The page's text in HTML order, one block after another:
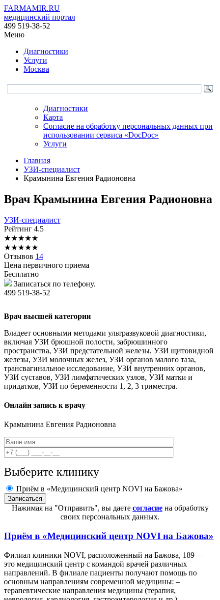
FARMAMIR.RU
медицинский портал
499 519-38-52
Меню
Диагностики
Услуги
Москва
Диагностики
Карта
Согласие на обработку персональных данных при
использовании сервиса «DocDoc»
Услуги
Главная
УЗИ-специалист
Крамынина Евгения Радионовна
Врач Крамынина Евгения Радионовна
УЗИ-специалист
Рейтинг 4.5
★★★★★
★★★★★
Отзывов 14
Цена первичного приема
Бесплатно
Записаться по телефону.
499 519-38-52
Врач высшей категории
Владеет основными методами ультразвуковой диагностики,
включая УЗИ брюшной полости, забрюшинного
пространства, УЗИ предстательной железы, УЗИ щитовидной
железы, УЗИ молочных желез, УЗИ органов малого таза,
трансвагинальное исследование, УЗИ внутренних органов,
УЗИ суставов, УЗИ лимфатических узлов, УЗИ матки и
придатков, УЗИ по беременности 1, 2, 3 триместра.
Онлайн запись к врачу
Крамынина Евгения Радионовна
Выберите клинику
Приём в «Медицинский центр NOVI на Бажова»
Нажимая на "Отправить", вы даете согласиена обработку
своих персональных данных.
Приём в «Медицинский центр NOVI на Бажова»
Филиал клиники NOVI, расположенный на Бажова, 189 —
это медицинский центр с командой врачей различных
направлений. В филиале пациенты получают помощь по
основным направлениям современной медицины: –
терапевтические направления медицины (терапия,